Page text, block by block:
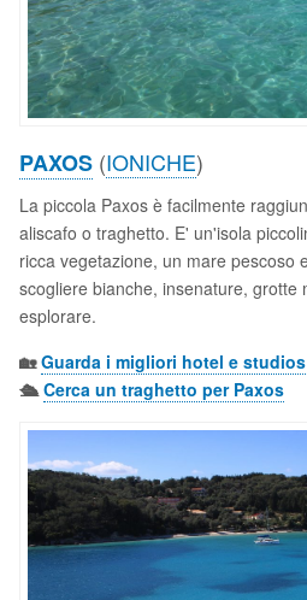
PAXOS (IONICHE)
La piccola Paxos è facilmente
aliscafo o traghetto. E' un'isola
ricca vegetazione, un mare pescoso
scogliere bianche, insenature, grotte
esplorare.
🏡Guarda i migliori hotel e
🛳️Cerca un traghetto per Paxos